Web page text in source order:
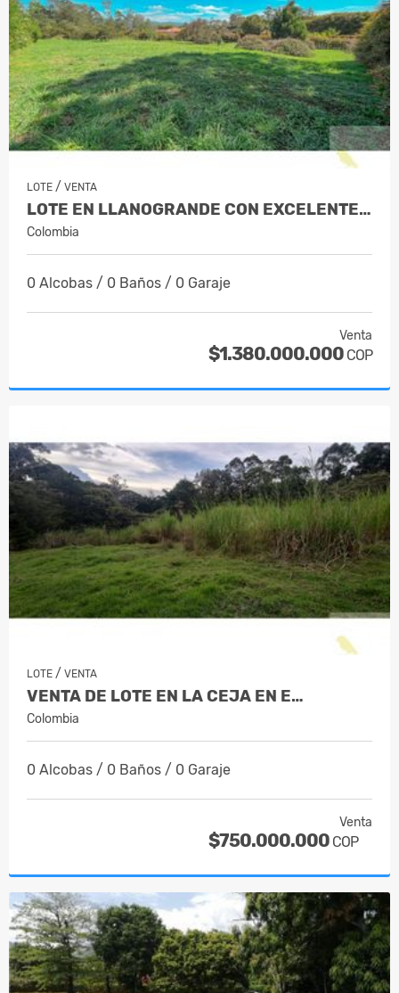
LOTE / VENTA
LOTE EN LLANOGRANDE CON EXCELENTE UBIC…
Colombia
0 Alcobas / 0 Baños / 0 Garaje
Venta
$1.380.000.000 COP
LOTE / VENTA
VENTA DE LOTE EN LA CEJA EN E…
Colombia
0 Alcobas / 0 Baños / 0 Garaje
Venta
$750.000.000 COP